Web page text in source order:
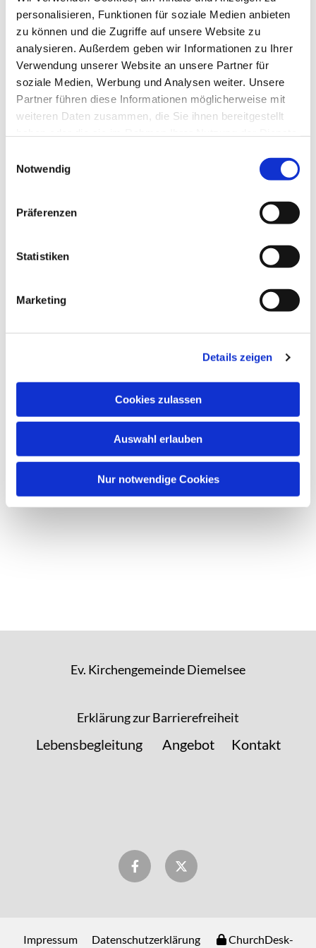
personalisieren, Funktionen für soziale Medien anbieten
zu können und die Zugriffe auf unsere Website zu
analysieren. Außerdem geben wir Informationen zu Ihrer
Verwendung unserer Website an unsere Partner für
soziale Medien, Werbung und Analysen weiter. Unsere
Partner führen diese Informationen möglicherweise mit
weiteren Daten zusammen, die Sie ihnen bereitgestellt
Notwendig
Präferenzen
Statistiken
Marketing
Details zeigen
Cookies zulassen
Auswahl erlauben
Nur notwendige Cookies
von dem, was für Frieden nötig wäre: Verständnis,
Kommunikation, Verzicht, Liebe, Zuhören und vieles
mehr wurde dabei genannt. In Liedern und Gebeten, in
Texten und Geschichten wurden Krieg und Frieden
von unterschiedlichen Seiten beleuchtet.
Nachdenklich, aber doch gestärkt gingen die
Besucher und Besucherinnen nach Hause.
Ev. Kirchengemeinde Diemelsee
Erklärung zur Barrierefreiheit
Lebensbegleitung Angebot Kontakt
Impressum Datenschutzerklärung ChurchDesk-